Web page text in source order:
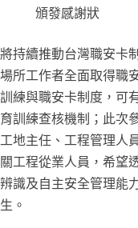
頒發感謝狀
持續推動台灣職安卡
所工作者全面取得職
練與職安卡制度，可
訓練查核機制；此次
地主任、工程管理人
工程從業人員，希望
識及自主安全管理能
。